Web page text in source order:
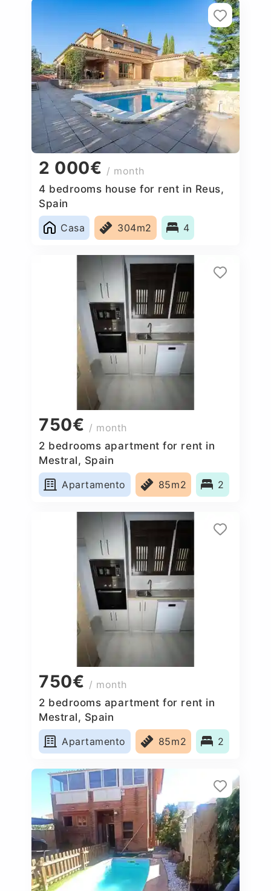
2 000€ / month
4 bedrooms house for rent in Reus,
Spain
Casa
304m2 4
750€ / month
2 bedrooms apartment for rent in
Mestral, Spain
Apartamento
85m2 2
750€ / month
2 bedrooms apartment for rent in
Mestral, Spain
Apartamento
85m2 2